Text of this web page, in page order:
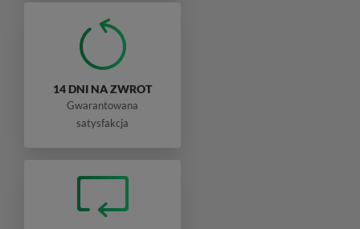
14 DNI NA ZWROT
Gwarantowana
satysfakcja